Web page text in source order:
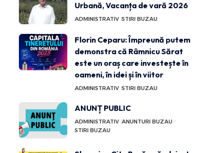
Urbană, Vacanța de vară 2026
ADMINISTRATIV STIRI BUZAU
Florin Ceparu: Împreună putem
demonstra că Râmnicu Sărat
este un oraș care investește în
oameni, în idei și în viitor
ADMINISTRATIV STIRI BUZAU
ANUNȚ PUBLIC
ADMINISTRATIV ANUNTURI BUZAU
STIRI BUZAU